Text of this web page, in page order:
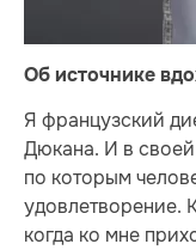
Об источнике
Я французский
Дюкана. И в
по которым
удовлетворение.
когда ко мне